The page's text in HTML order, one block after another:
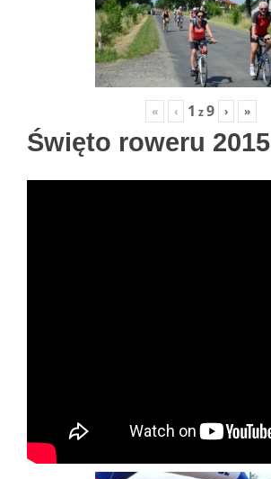
« ‹ 1 z9 › »
Święto roweru 2015